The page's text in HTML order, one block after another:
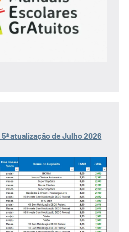
atualização de Julho 2026